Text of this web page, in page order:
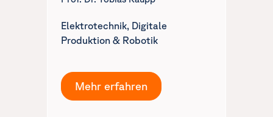
Elektrotechnik, Digitale
Produktion & Robotik
Mehr erfahren